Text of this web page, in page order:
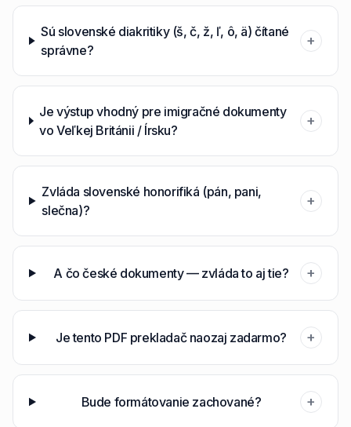
Sú slovenské diakritiky (š, č, ž, ľ, ô, ä) čítané
správne?
+
Je výstup vhodný pre imigračné dokumenty
vo Veľkej Británii / Írsku?
+
Zvláda slovenské honorifiká (pán, pani,
slečna)?
+
A čo české dokumenty — zvláda to aj tie? +
Je tento PDF prekladač naozaj zadarmo? +
Bude formátovanie zachované? +